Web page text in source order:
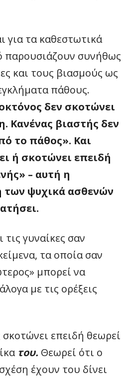
για τα καθεστωτικά
παρουσιάζουν συνήθως
και τους βιασμούς ως
πάθους.
δεν σκοτώνει
Κανένας βιαστής δεν
το πάθος». Και
ή σκοτώνει επειδή
– αυτή η
των ψυχικά ασθενών
γυναίκες σαν
τα οποία σαν
μπορεί να
με τις ορέξεις
επειδή θεωρεί
του. Θεωρεί ότι ο
έχουν του δίνει